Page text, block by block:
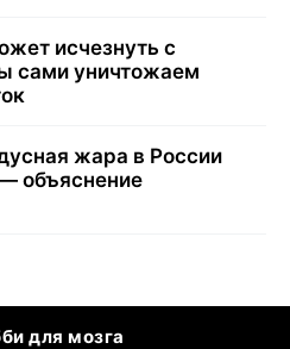
исчезнуть с
сами уничтожаем
жара в России
объяснение
для мозга